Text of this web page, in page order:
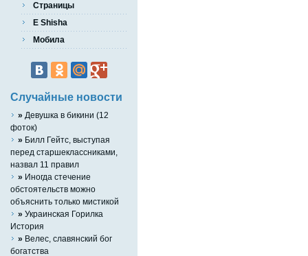
Страницы
E Shisha
Мобила
Случайные новости
» Девушка в бикини (12
фоток)
» Билл Гейтс, выступая
перед старшеклассниками,
назвал 11 правил
» Иногда стечение
обстоятельств можно
объяснить только мистикой
» Украинская Горилка
История
» Велес, славянский бог
богатства